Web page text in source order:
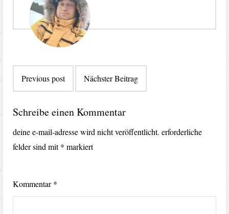
Previous post Nächster Beitrag
Schreibe einen Kommentar
deine e-mail-adresse wird nicht veröffentlicht. erforderliche
felder sind mit* markiert
Kommentar*